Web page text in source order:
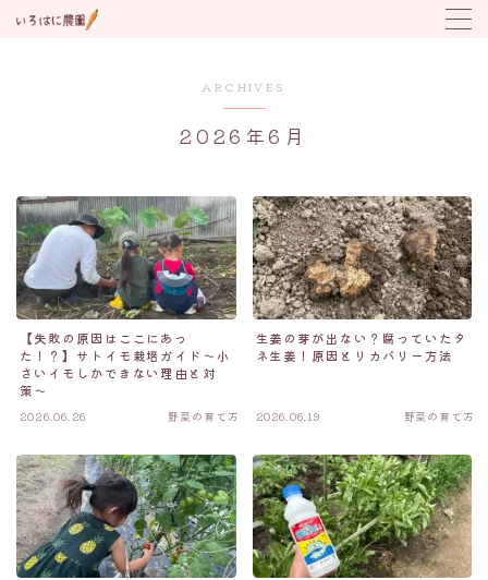
トラブル対応
植付け時期カレンダー
ARCHIVES
2026年6月
【失敗の原因はここにあっ
た！？】サトイモ栽培ガイド〜小
さいイモしかできない理由と対
策〜
2026.06.26 野菜の育て方
生姜の芽が出ない？腐っていたタ
ネ生姜！原因とリカバリー方法
2026.06.19 野菜の育て方